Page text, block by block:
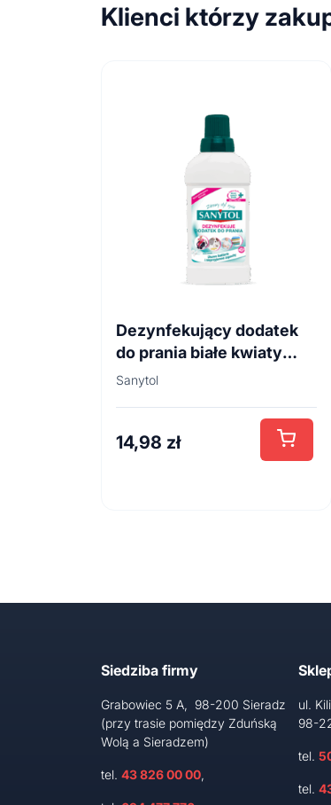
Klienci którzy
Dezynfekujący dodatek
do prania białe kwiaty
500ml
Sanytol
14,98 zł
Siedziba firmy
Grabowiec 5 A, 98-200 Sieradz
(przy trasie pomiędzy Zduńską
Wolą a Sieradzem)
tel. 43 826 00 00,
ul.
98-
tel.
tel.